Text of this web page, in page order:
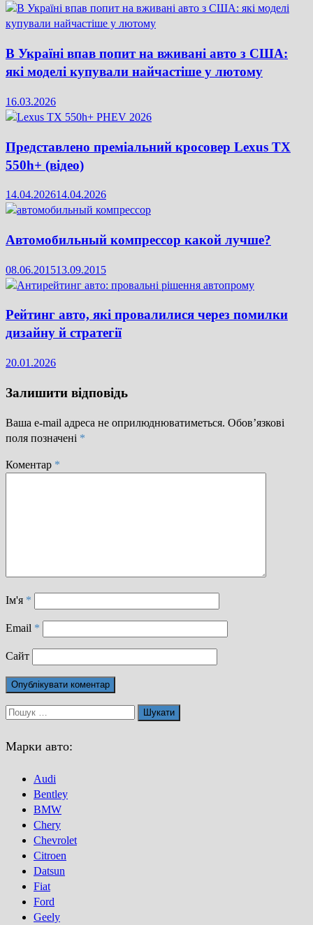
В Україні впав попит на вживані авто з США:
які моделі купували найчастіше у лютому
16.03.2026
Представлено преміальний кросовер Lexus TX
550h+ (відео)
14.04.202614.04.2026
Автомобильный компрессор какой лучше?
08.06.201513.09.2015
Рейтинг авто, які провалилися через помилки
дизайну й стратегії
20.01.2026
Залишити відповідь
Ваша e-mail адреса не оприлюднюватиметься. Обов’язкові
поля позначені *
Коментар *
Ім'я *
Email *
Сайт
Пошук:
Марки авто:
Audi
Bentley
BMW
Chery
Chevrolet
Citroen
Datsun
Fiat
Ford
Geely